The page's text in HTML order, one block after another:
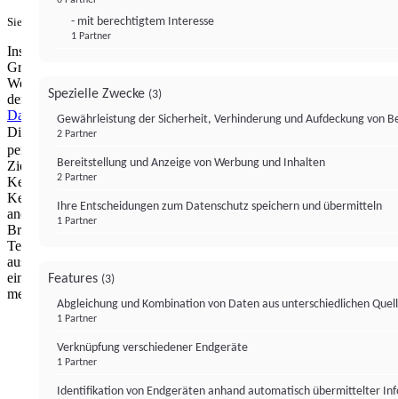
Sie haben ein PUR-Abo?Hier anmelden.
Institutional Money mit Werbung: Wir nutzen aus wirtschaftlichen
Gründen die Möglichkeit, unsere Webseite Dritten als digitalen
Werbeplatz zur Verfügung zu stellen. Über Verarbeitungen, die in
der Verantwortung von uns liegen, können Sie sich in unserer
Datenschutzerklärungnäher informieren.Zur Bereitstellung unserer
Dienste nutzen wir Technologien von
personalisierte Werbung, Messung von Werbeleistung und
Zielgruppenforschung. Cookies, Endgeräte- oder ähnliche Online-
Kennungen (z. B. login-basierte Kennungen, zufällig generierte
Kennungen, netzwerkbasierte Kennungen) können zusammen mit
anderen Informationen (z. B. Browsertyp und
Browserinformationen, Sprache, Bildschirmgröße, unterstützte
Technologien usw.) auf Ihrem Endgerät gespeichert oder von dort
ausgelesen werden, um es jedes Mal wiederzuerkennen, wenn es
eine App oder einer Webseite aufruft. Dies geschieht für einen oder
mehrere der hier aufgeführten Verarbeitungszwecke.
- mit berechtigtem Interesse
1 Partner
Spezielle Zwecke (3)
Gewährleistung der Sicherheit, Verhinderung und Aufdeckung von
2 Partner
Bereitstellung und Anzeige von Werbung und Inhalten
2 Partner
Ihre Entscheidungen zum Datenschutz speichern und übermitteln
1 Partner
Features (3)
Abgleichung und Kombination von Daten aus unterschiedlichen
1 Partner
Verknüpfung verschiedener Endgeräte
1 Partner
Identifikation von Endgeräten anhand automatisch übermittelter
Institutional Money
ImpressumDatenschutzerklärung